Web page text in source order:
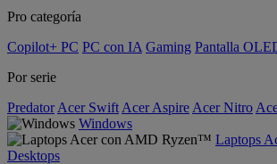
Pro categoría
Copilot+ PC PC con IA Gaming Pantalla
Por serie
Predator Acer Swift Acer Aspire Acer Nitro
Windows
Laptops
Desktops